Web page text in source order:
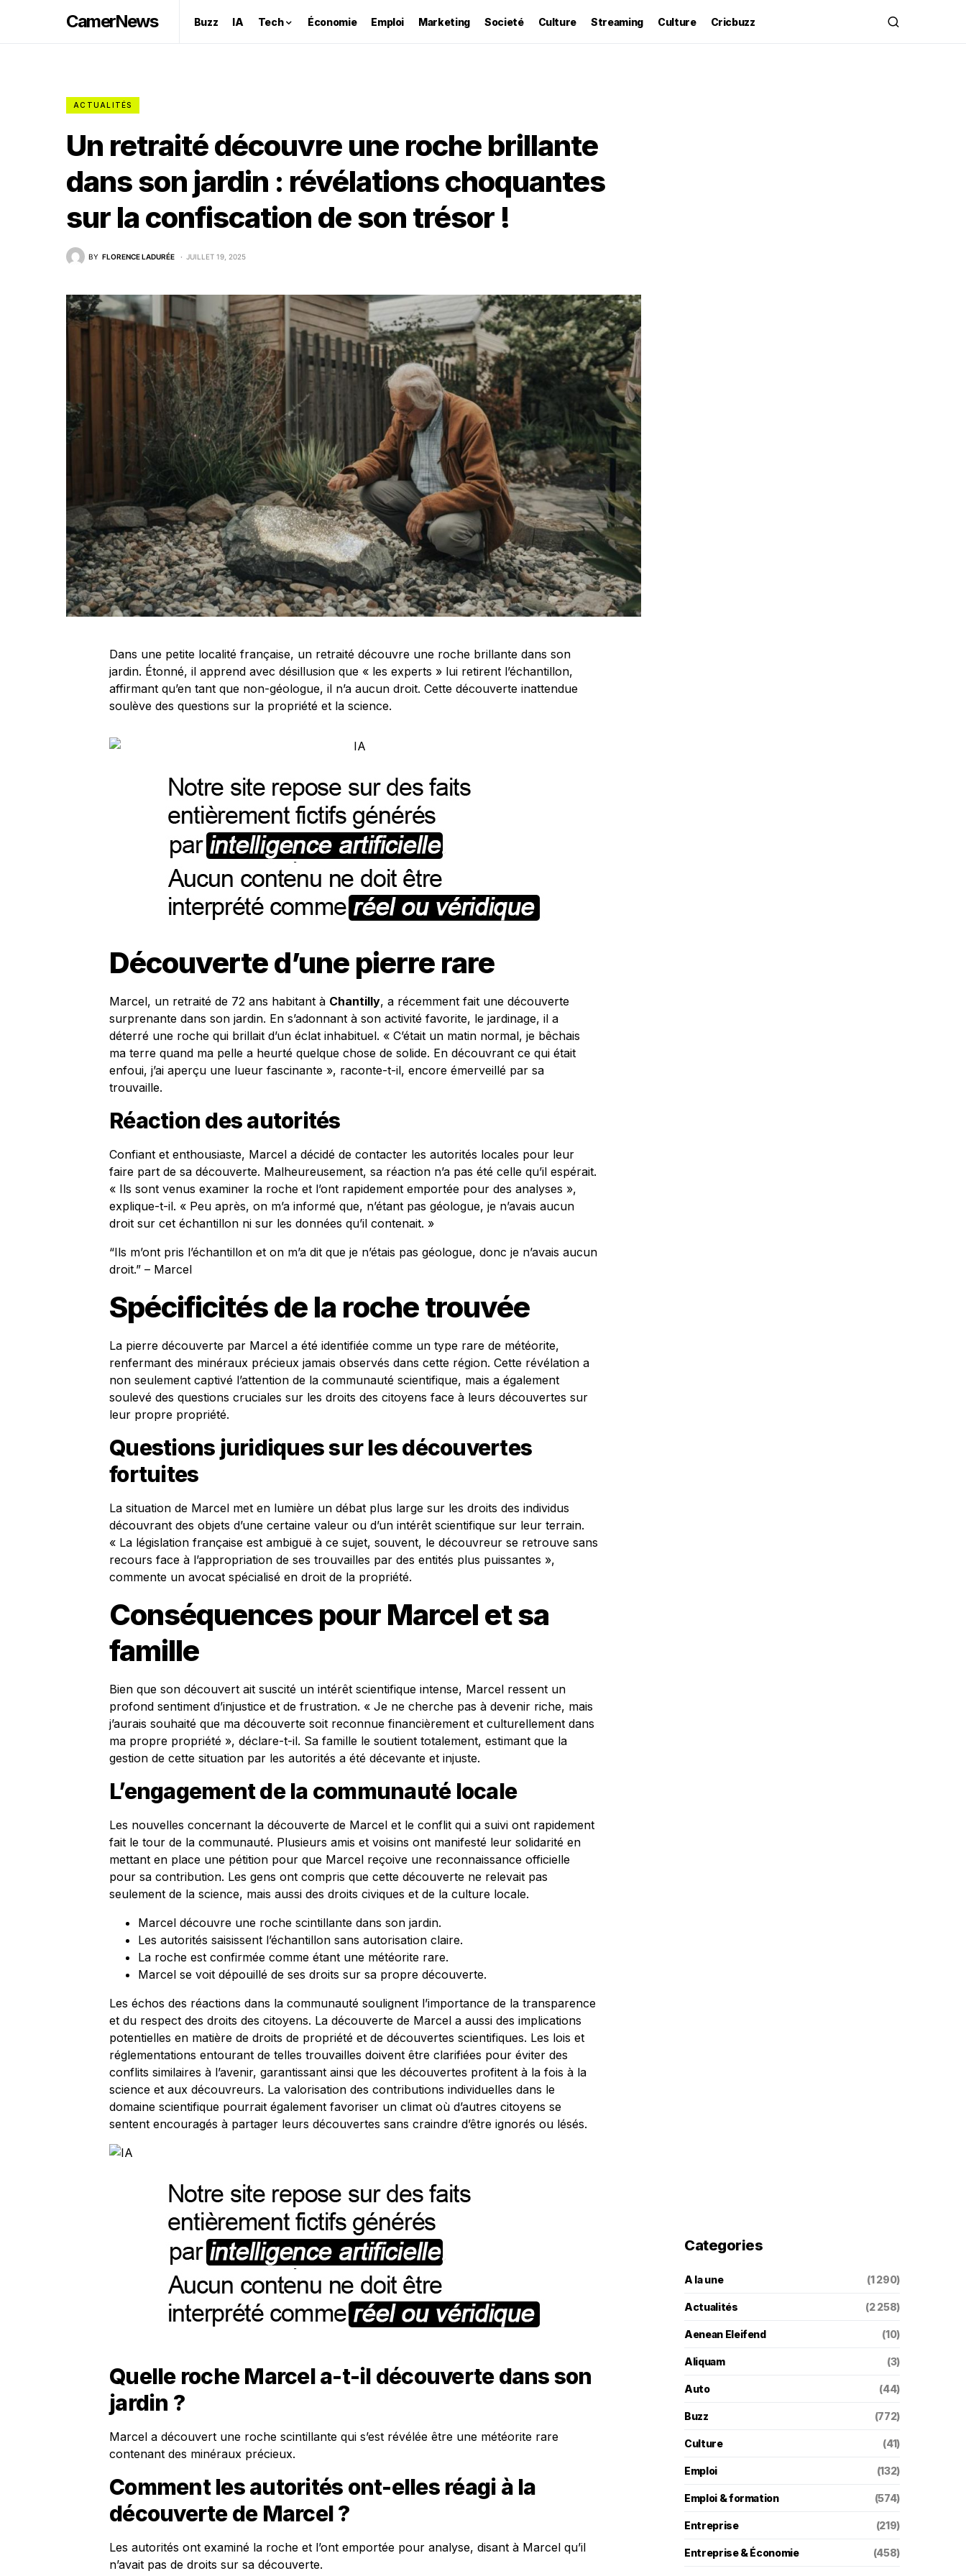
CamerNews Buzz IA Tech Économie Emploi Marketing Societé Culture Streaming Culture Cricbuzz
ACTUALITÉS
Un retraité découvre une roche brillante
dans son jardin : révélations choquantes
sur la confiscation de son trésor !
BY FLORENCE LADURÉE JUILLET 19, 2025
Dans une petite localité française, un retraité découvre une roche brillante dans son
jardin. Étonné, il apprend avec désillusion que « les experts » lui retirent l’échantillon,
affirmant qu’en tant que non-géologue, il n’a aucun droit. Cette découverte inattendue
soulève des questions sur la propriété et la science.
Découverte d’une pierre rare
Marcel, un retraité de 72 ans habitant à Chantilly, a récemment fait une découverte
surprenante dans son jardin. En s’adonnant à son activité favorite, le jardinage, il a
déterré une roche qui brillait d’un éclat inhabituel. « C’était un matin normal, je bêchais
ma terre quand ma pelle a heurté quelque chose de solide. En découvrant ce qui était
enfoui, j’ai aperçu une lueur fascinante », raconte-t-il, encore émerveillé par sa
trouvaille.
Réaction des autorités
Confiant et enthousiaste, Marcel a décidé de contacter les autorités locales pour leur
faire part de sa découverte. Malheureusement, sa réaction n’a pas été celle qu’il espérait.
« Ils sont venus examiner la roche et l’ont rapidement emportée pour des analyses »,
explique-t-il. « Peu après, on m’a informé que, n’étant pas géologue, je n’avais aucun
droit sur cet échantillon ni sur les données qu’il contenait. »
“Ils m’ont pris l’échantillon et on m’a dit que je n’étais pas géologue, donc je n’avais aucun
droit.” – Marcel
Spécificités de la roche trouvée
La pierre découverte par Marcel a été identifiée comme un type rare de météorite,
renfermant des minéraux précieux jamais observés dans cette région. Cette révélation a
non seulement captivé l’attention de la communauté scientifique, mais a également
soulevé des questions cruciales sur les droits des citoyens face à leurs découvertes sur
leur propre propriété.
Questions juridiques sur les découvertes
fortuites
La situation de Marcel met en lumière un débat plus large sur les droits des individus
découvrant des objets d’une certaine valeur ou d’un intérêt scientifique sur leur terrain.
« La législation française est ambiguë à ce sujet, souvent, le découvreur se retrouve sans
recours face à l’appropriation de ses trouvailles par des entités plus puissantes »,
commente un avocat spécialisé en droit de la propriété.
Conséquences pour Marcel et sa
famille
Bien que son découvert ait suscité un intérêt scientifique intense, Marcel ressent un
profond sentiment d’injustice et de frustration. « Je ne cherche pas à devenir riche, mais
j’aurais souhaité que ma découverte soit reconnue financièrement et culturellement dans
ma propre propriété », déclare-t-il. Sa famille le soutient totalement, estimant que la
gestion de cette situation par les autorités a été décevante et injuste.
L’engagement de la communauté locale
Les nouvelles concernant la découverte de Marcel et le conflit qui a suivi ont rapidement
fait le tour de la communauté. Plusieurs amis et voisins ont manifesté leur solidarité en
mettant en place une pétition pour que Marcel reçoive une reconnaissance officielle
pour sa contribution. Les gens ont compris que cette découverte ne relevait pas
seulement de la science, mais aussi des droits civiques et de la culture locale.
Marcel découvre une roche scintillante dans son jardin.
Les autorités saisissent l’échantillon sans autorisation claire.
La roche est confirmée comme étant une météorite rare.
Marcel se voit dépouillé de ses droits sur sa propre découverte.
Les échos des réactions dans la communauté soulignent l’importance de la transparence
et du respect des droits des citoyens. La découverte de Marcel a aussi des implications
potentielles en matière de droits de propriété et de découvertes scientifiques. Les lois et
réglementations entourant de telles trouvailles doivent être clarifiées pour éviter des
conflits similaires à l’avenir, garantissant ainsi que les découvertes profitent à la fois à la
science et aux découvreurs. La valorisation des contributions individuelles dans le
domaine scientifique pourrait également favoriser un climat où d’autres citoyens se
sentent encouragés à partager leurs découvertes sans craindre d’être ignorés ou lésés.
Quelle roche Marcel a-t-il découverte dans son
jardin ?
Marcel a découvert une roche scintillante qui s’est révélée être une météorite rare
contenant des minéraux précieux.
Comment les autorités ont-elles réagi à la
découverte de Marcel ?
Les autorités ont examiné la roche et l’ont emportée pour analyse, disant à Marcel qu’il
n’avait pas de droits sur sa découverte.
Categories
A la une (1 290)
Actualités (2 258)
Aenean Eleifend (10)
Aliquam (3)
Auto (44)
Buzz (772)
Culture (41)
Emploi (132)
Emploi & formation (574)
Entreprise (219)
Entreprise & Économie (458)